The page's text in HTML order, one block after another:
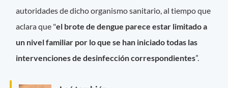
autoridades de dicho organismo sanitario, al tiempo que
aclara que "el brote de dengue parece estar limitado a
un nivel familiar por lo que se han iniciado todas las
intervenciones de desinfección correspondientes”.